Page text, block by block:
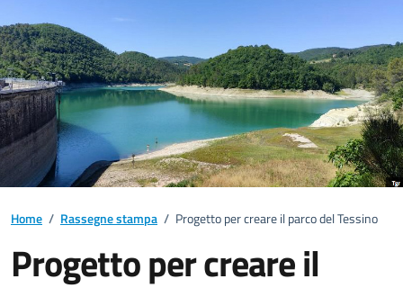
Home / Rassegne stampa / Progetto per creare il parco del Tessino
Progetto per creare il